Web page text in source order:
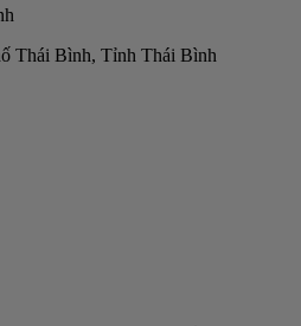
Thái Bình, Tỉnh Thái Bình